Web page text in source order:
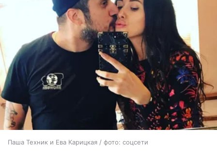
Паша Техник и Ева Карицкая / фото: соцсети